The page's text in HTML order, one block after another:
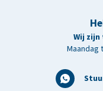
Wij
Maandag